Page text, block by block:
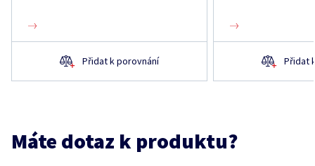
Přidat k porovnání Přidat
Máte dotaz k produktu?